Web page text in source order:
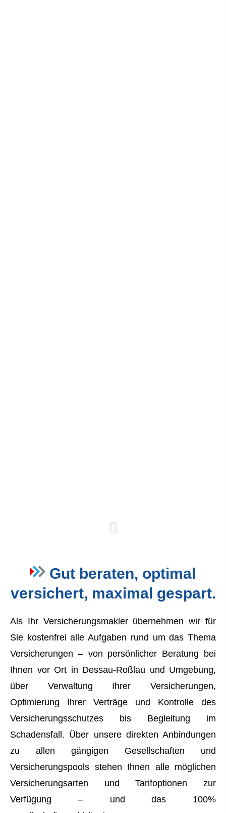
Gut beraten, optimal
versichert, maximal gespart.
Als Ihr Ver­sicherungs­makler übernehmen wir für
Sie kostenfrei alle Aufgaben rund um das Thema
Versicherungen – von persönlicher Beratung bei
Ihnen vor Ort in Dessau-Roßlau und Umgebung,
über Verwaltung Ihrer Versicherungen,
Optimierung Ihrer Verträge und Kontrolle des
Versicherungsschutzes bis Begleitung im
Schadensfall. Über unsere direkten Anbindungen
zu allen gängigen Gesellschaften und
Versicherungspools stehen Ihnen alle möglichen
Versicherungsarten und Tarifoptionen zur
Verfügung – und das 100%